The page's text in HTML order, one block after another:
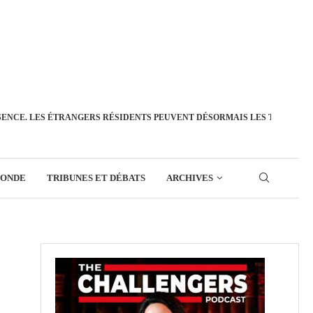
LES ÉTRANGERS RÉSIDENTS PEUVENT DÉSORMAIS LES
TRIBUNES ET DÉBATS ARCHIVES